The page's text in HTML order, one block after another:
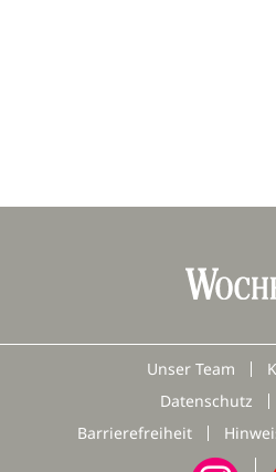
Unser Team
Datenschutz
Barrierefreiheit